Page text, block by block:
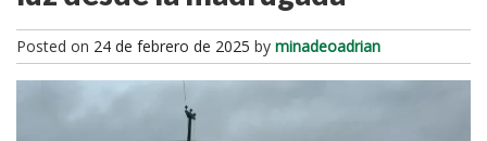
Posted on 24 de febrero de 2025 by minadeoadrian